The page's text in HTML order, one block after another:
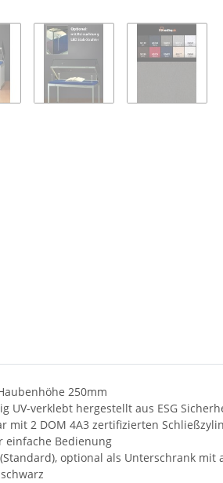
250mm
UV-verklebt hergestellt aus ESG
mit 2 DOM 4A3 zertifizierten
einfache Bedienung
optional als Unterschrank